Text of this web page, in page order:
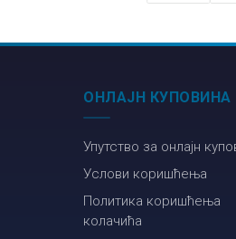
ОНЛАЈН КУПОВИНА
Упутство за онлајн
Услови коришћења
Политика коришћења
колачића